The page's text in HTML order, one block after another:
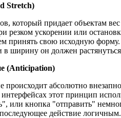
Stretch)
придает объектам
резком ускорении или
принять свою исходную
ширину он должен
(Anticipation)
происходит абсолютно
этот принцип
или кнопка "отправить"
действие логичным.